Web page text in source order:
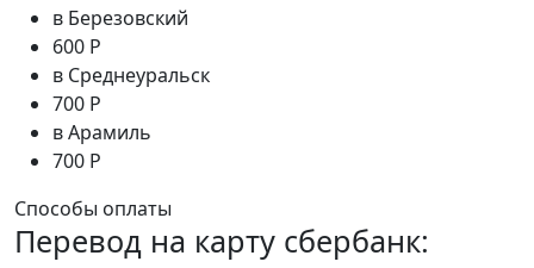
в Березовский
600 Р
в Среднеуральск
700 Р
в Арамиль
700 Р
Способы оплаты
Перевод на карту сбербанк: